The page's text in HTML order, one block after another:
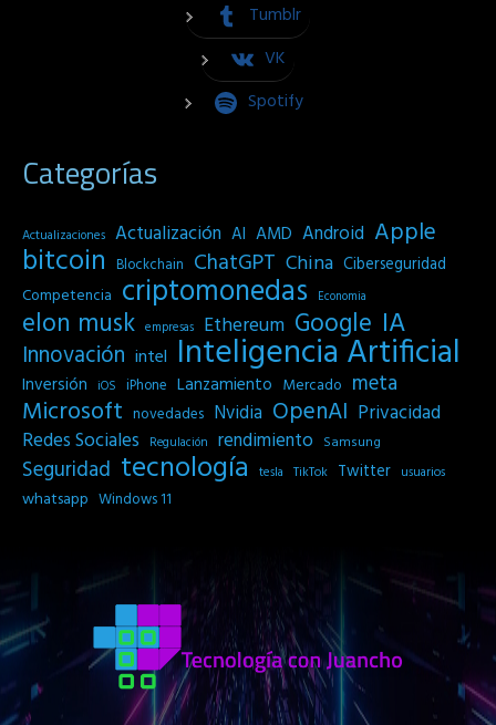
Tumblr
VK
Spotify
Categorías
Actualizaciones Actualización AI AMD Android Apple
bitcoin Blockchain ChatGPT China Ciberseguridad
Competencia criptomonedas Economia
elon musk empresas Ethereum Google IA
Innovación intel Inteligencia Artificial
Inversión iOS iPhone Lanzamiento Mercado meta
Microsoft novedades Nvidia OpenAI Privacidad
Redes Sociales
Regulación rendimiento Samsung
Seguridad tecnología tesla TikTok Twitter usuarios
whatsapp Windows 11